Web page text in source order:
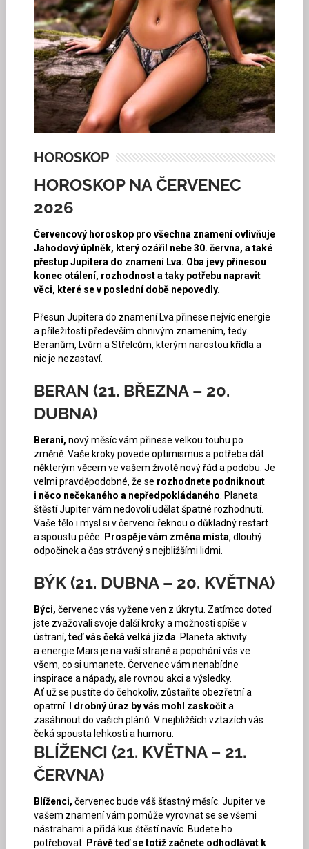
HOROSKOP
HOROSKOP NA ČERVENEC
2026
Červencový horoskop pro všechna znamení ovlivňuje
Jahodový úplněk, který ozářil nebe 30. června, a také
přestup Jupitera do znamení Lva. Oba jevy přinesou
konec otálení, rozhodnost a taky potřebu napravit
věci, které se v poslední době nepovedly.
Přesun Jupitera do znamení Lva přinese nejvíc energie
a příležitostí především ohnivým znamením, tedy
Beranům, Lvům a Střelcům, kterým narostou křídla a
nic je nezastaví.
BERAN (21. BŘEZNA – 20.
DUBNA)
Berani, nový měsíc vám přinese velkou touhu po
změně. Vaše kroky povede optimismus a potřeba dát
některým věcem ve vašem životě nový řád a podobu. Je
velmi pravděpodobné, že se rozhodnete podniknout
i něco nečekaného a nepředpokládaného . Planeta
štěstí Jupiter vám nedovolí udělat špatné rozhodnutí.
Vaše tělo i mysl si v červenci řeknou o důkladný restart
a spoustu péče. Prospěje vám změna místa, dlouhý
odpočinek a čas strávený s nejbližšími lidmi.
BÝK (21. DUBNA – 20. KVĚTNA)
Býci, červenec vás vyžene ven z úkrytu. Zatímco doteď
jste zvažovali svoje další kroky a možnosti spíše v
ústraní, teď vás čeká velká jízda . Planeta aktivity
a energie Mars je na vaší straně a popohání vás ve
všem, co si umanete. Červenec vám nenabídne
inspirace a nápady, ale rovnou akci a výsledky.
Ať už se pustíte do čehokoliv, zůstaňte obezřetní a
opatrní. I drobný úraz by vás mohl zaskočita
zasáhnout do vašich plánů. V nejbližších vztazích vás
čeká spousta lehkosti a humoru.
BLÍŽENCI (21. KVĚTNA – 21.
ČERVNA)
Blíženci, červenec bude váš šťastný měsíc. Jupiter ve
vašem znamení vám pomůže vyrovnat se se všemi
nástrahami a přidá kus štěstí navíc. Budete ho
potřebovat. Právě teď se totiž začnete odhodlávat k